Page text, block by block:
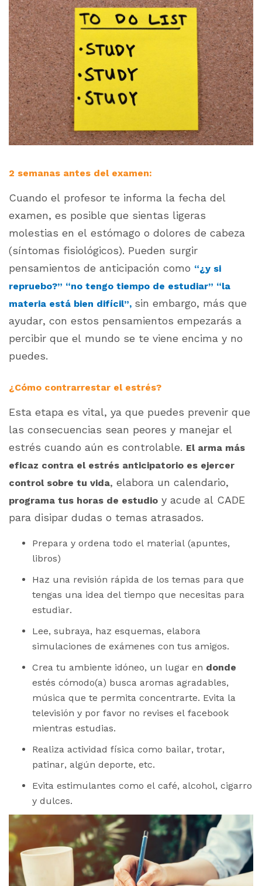
2 semanas antes del examen:
Cuando el profesor te informa la fecha del
examen, es posible que sientas ligeras
molestias en el estómago o dolores de cabeza
(síntomas fisiológicos). Pueden surgir
pensamientos de anticipación como “¿y si
repruebo?” “no tengo tiempo de estudiar” “la
materia está bien difícil”, sin embargo, más que
ayudar, con estos pensamientos empezarás a
percibir que el mundo se te viene encima y no
puedes.
¿Cómo contrarrestar el estrés?
Esta etapa es vital, ya que puedes prevenir que
las consecuencias sean peores y manejar el
estrés cuando aún es controlable. El arma más
eficaz contra el estrés anticipatorio es ejercer
control sobre tu vida, elabora un calendario,
programa tus horas de estudio y acude al CADE
para disipar dudas o temas atrasados.
Prepara y ordena todo el material (apuntes,
libros)
Haz una revisión rápida de los temas para que
tengas una idea del tiempo que necesitas para
estudiar.
Lee, subraya, haz esquemas, elabora
simulaciones de exámenes con tus amigos.
Crea tu ambiente idóneo, un lugar en donde
estés cómodo(a) busca aromas agradables,
música que te permita concentrarte. Evita la
televisión y por favor no revises el facebook
mientras estudias.
Realiza actividad física como bailar, trotar,
patinar, algún deporte, etc.
Evita estimulantes como el café, alcohol, cigarro
y dulces.